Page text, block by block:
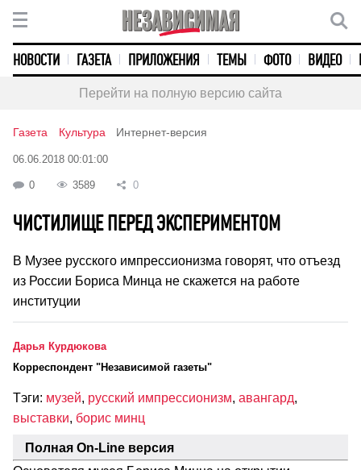
НОВОСТИ ГАЗЕТА ПРИЛОЖЕНИЯ ТЕМЫ ФОТО ВИДЕО
Перейти на полную версию сайта
Газета Культура Интернет-версия
06.06.2018 00:01:00
0 3589 0
ЧИСТИЛИЩЕ ПЕРЕД ЭКСПЕРИМЕНТОМ
В Музее русского импрессионизма говорят, что отъезд
из России Бориса Минца не скажется на работе
институции
Дарья Курдюкова
Корреспондент "Независимой газеты"
Тэги: музей, русский импрессионизм, авангард,
выставки, борис минц
Полная On-Line версия